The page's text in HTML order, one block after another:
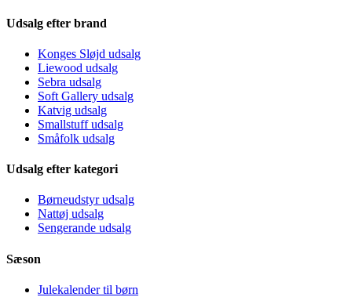
Udsalg efter brand
Konges Sløjd udsalg
Liewood udsalg
Sebra udsalg
Soft Gallery udsalg
Katvig udsalg
Smallstuff udsalg
Småfolk udsalg
Udsalg efter kategori
Børneudstyr udsalg
Nattøj udsalg
Sengerande udsalg
Sæson
Julekalender til børn